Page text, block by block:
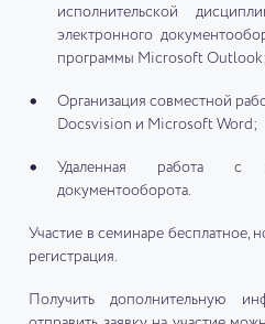
исполнительской
электронного
программы Microsoft Outlook;
Организация совместной
Docsvision и Microsoft Word;
Удаленная работа с
документооборота.
Участие в семинаре бесплатное,
регистрация.
Получить дополнительную